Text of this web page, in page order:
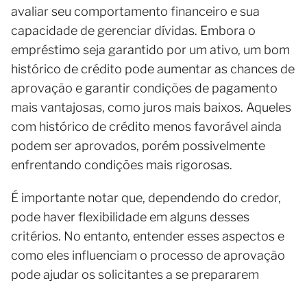
avaliar seu comportamento financeiro e sua
capacidade de gerenciar dívidas. Embora o
empréstimo seja garantido por um ativo, um bom
histórico de crédito pode aumentar as chances de
aprovação e garantir condições de pagamento
mais vantajosas, como juros mais baixos. Aqueles
com histórico de crédito menos favorável ainda
podem ser aprovados, porém possivelmente
enfrentando condições mais rigorosas.
É importante notar que, dependendo do credor,
pode haver flexibilidade em alguns desses
critérios. No entanto, entender esses aspectos e
como eles influenciam o processo de aprovação
pode ajudar os solicitantes a se prepararem